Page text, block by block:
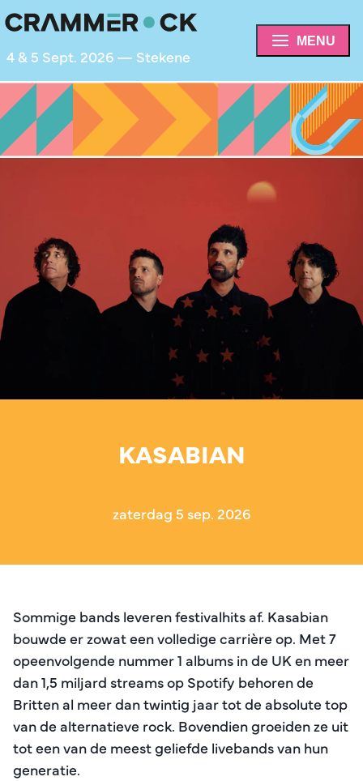
4 & 5 Sept. 2026 — Stekene
MENU
KASABIAN
zaterdag 5 sep. 2026
Sommige bands leveren festivalhits af. Kasabian
bouwde er zowat een volledige carrière op. Met 7
opeenvolgende nummer 1 albums in de UK en meer
dan 1,5 miljard streams op Spotify behoren de
Britten al meer dan twintig jaar tot de absolute top
van de alternatieve rock. Bovendien groeiden ze uit
tot een van de meest geliefde livebands van hun
generatie.